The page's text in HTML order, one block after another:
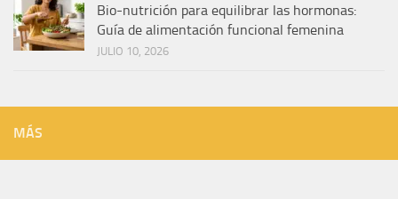
Bio-nutrición para equilibrar las hormonas:
Guía de alimentación funcional femenina
JULIO 10, 2026
MÁS